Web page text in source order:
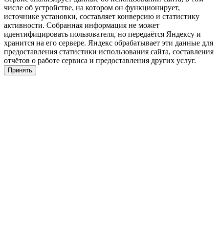
числе об устройстве, на котором он функционирует,
источнике установки, составляет конверсию и статистику
активности. Собранная информация не может
идентифицировать пользователя, но передаётся Яндексу и
хранится на его сервере. Яндекс обрабатывает эти данные для
предоставления статистики использования сайта, составления
отчётов о работе сервиса и предоставления других услуг.
Принять